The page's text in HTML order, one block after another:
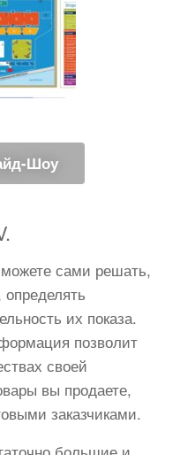
Шоу
сами решать,
определять
их показа.
позволит
своей
вы продаете,
заказчиками.